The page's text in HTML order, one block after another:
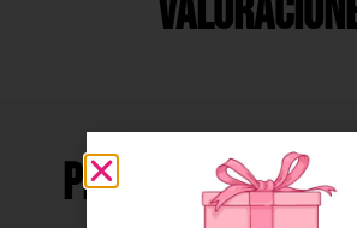
Productos